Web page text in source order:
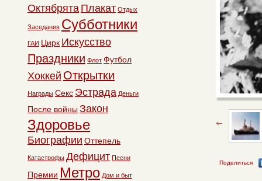
Поделиться
Октябрята Плакат Отдых
Заседания Субботники
ГАИ Цирк Искусство
Праздники Флот Футбол
Хоккей Открытки
Награды Секс Эстрада Деньги
После войны Закон
Здоровье
Биографии Оттепель
Катастрофы Дефицит Песни
Премии Метро Дом и быт